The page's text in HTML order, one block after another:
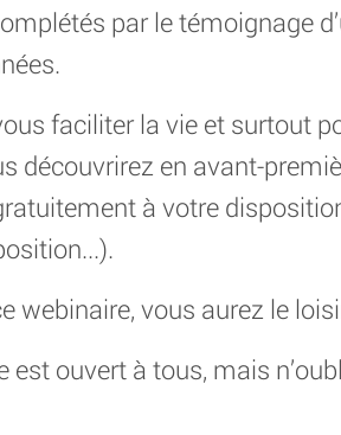
par le témoignage
faciliter la vie et surtout
découvrirez en avant-
à votre
webinaire, vous aurez le
est ouvert à tous, mais